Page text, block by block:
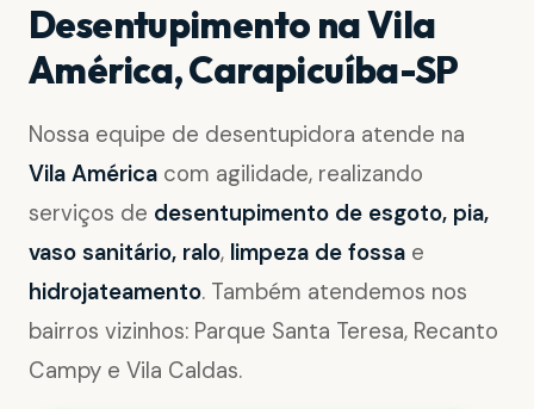
Desentupimento na Vila
América, Carapicuíba-SP
Nossa equipe de desentupidora atende na
Vila América com agilidade, realizando
serviços de desentupimento de esgoto, pia,
vaso sanitário, ralo, limpeza de fossa e
hidrojateamento. Também atendemos nos
bairros vizinhos: Parque Santa Teresa, Recanto
Campy e Vila Caldas.